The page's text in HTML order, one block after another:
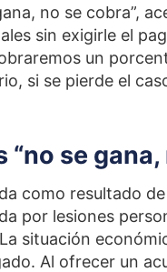
no se cobra”,
sin exigirle el
un
si se pierde el
se gana,
como resultado
por lesiones
situación
Al ofrecer un